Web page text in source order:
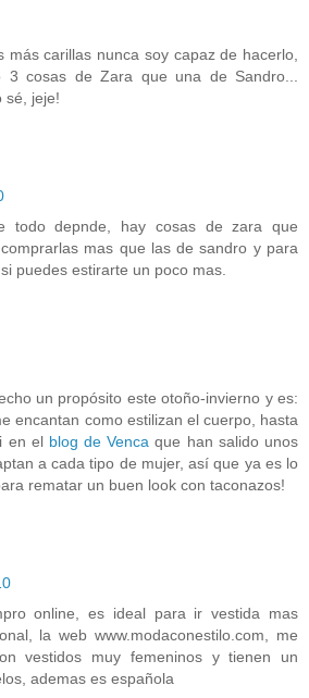
más carillas nunca soy capaz de hacerlo,
3 cosas de Zara que una de Sandro...
sé, jeje!
todo depnde, hay cosas de zara que
mas que las de sandro y para
puedes estirarte un poco mas.
un propósito este otoño-invierno y es:
encantan como estilizan el cuerpo, hasta
en el blog de Venca que han salido unos
a cada tipo de mujer, así que ya es lo
rematar un buen look con taconazos!
online, es ideal para ir vestida mas
la web www.modaconestilo.com, me
vestidos muy femeninos y tienen un
ademas es española